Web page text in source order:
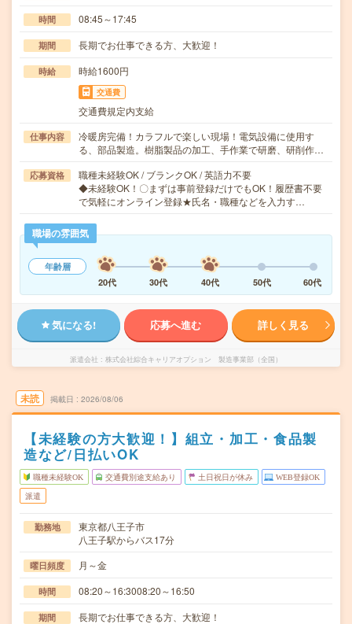
時間 08:45～17:45
期間 長期でお仕事できる方、大歓迎！
時給 時給1600円
交通費
交通費規定内支給
仕事内容
冷暖房完備！カラフルで楽しい現場！電気設備に使用す
る、部品製造。樹脂製品の加工、手作業で研磨、研削作…
応募資格
職種未経験OK / ブランクOK / 英語力不要
◆未経験OK！〇まずは事前登録だけでもOK！履歴書不要
で気軽にオンライン登録★氏名・職種などを入力す…
職場の雰囲気
年齢層
20代
30代 40代 50代 60代
気になる! 応募へ進む 詳しく見る
派遣会社 株式会社綜合キャリアオプション 製造事業部（全国）
未読 掲載日 2026/08/06
【未経験の方大歓迎！】組立・加工・食品製
造など/日払いOK
職種未経験OK 交通費別途支給あり 土日祝日が休み WEB登録OK
派遣
勤務地
東京都八王子市
八王子駅からバス17分
曜日頻度 月～金
時間 08:20～16:3008:20～16:50
期間 長期でお仕事できる方、大歓迎！